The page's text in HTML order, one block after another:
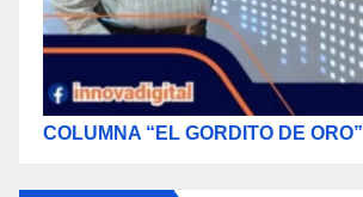
COLUMNA “EL GORDITO DE ORO”